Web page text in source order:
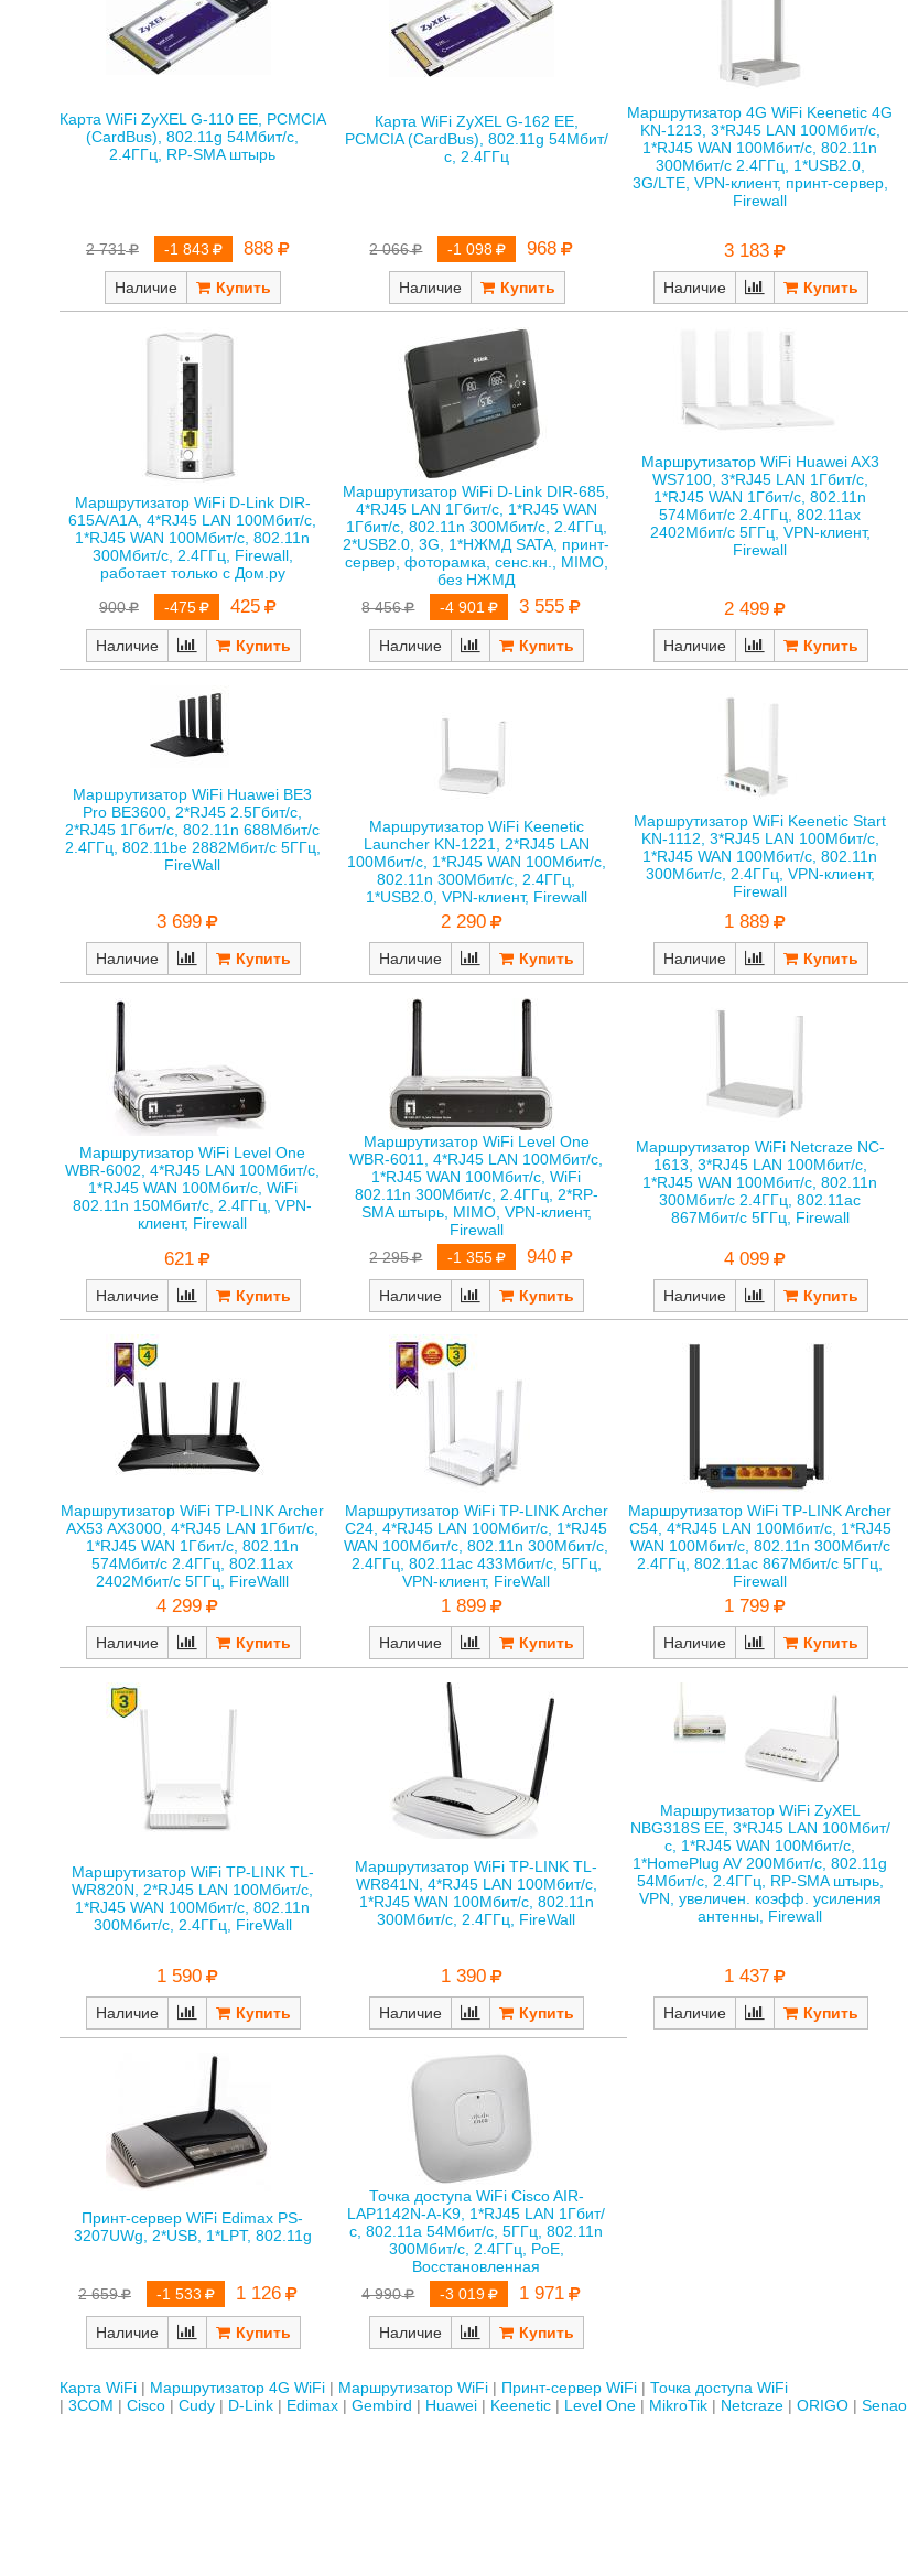
Карта WiFi ZyXEL G-110 EE, PCMCIA
(CardBus), 802.11g 54Мбит/с,
2.4ГГц, RP-SMA штырь
2 731 -1 843 888
Наличие
Карта WiFi ZyXEL G-162 EE,
PCMCIA (CardBus), 802.11g 54Мбит/
с, 2.4ГГц
2 066 -1 098 968
Наличие
Маршрутизатор 4G WiFi Keenetic 4G
KN-1213, 3*RJ45 LAN 100Мбит/с,
1*RJ45 WAN 100Мбит/с, 802.11n
300Мбит/с 2.4ГГц, 1*USB2.0,
3G/LTE, VPN-клиент, принт-сервер,
Firewall
3 183
Наличие
Маршрутизатор WiFi D-Link DIR-
615A/A1A, 4*RJ45 LAN 100Мбит/с,
1*RJ45 WAN 100Мбит/с, 802.11n
300Мбит/с, 2.4ГГц, Firewall,
работает только с Дом.ру
900
-475 425
Наличие
Маршрутизатор WiFi D-Link DIR-685,
4*RJ45 LAN 1Гбит/с, 1*RJ45 WAN
1Гбит/с, 802.11n 300Мбит/с, 2.4ГГц,
2*USB2.0, 3G, 1*НЖМД SATA, принт-
сервер, фоторамка, сенс.кн., MIMO,
без НЖМД
8 456
-4 901 3 555
Наличие
Маршрутизатор WiFi Huawei AX3
WS7100, 3*RJ45 LAN 1Гбит/с,
1*RJ45 WAN 1Гбит/с, 802.11n
574Мбит/с 2.4ГГц, 802.11ax
2402Мбит/с 5ГГц, VPN-клиент,
Firewall
2 499
Наличие
Маршрутизатор WiFi Huawei BE3
Pro BE3600, 2*RJ45 2.5Гбит/с,
2*RJ45 1Гбит/с, 802.11n 688Мбит/с
2.4ГГц, 802.11be 2882Мбит/с 5ГГц,
FireWall
3 699
Наличие
Маршрутизатор WiFi Keenetic
Launcher KN-1221, 2*RJ45 LAN
100Мбит/с, 1*RJ45 WAN 100Мбит/с,
802.11n 300Мбит/с, 2.4ГГц,
1*USB2.0, VPN-клиент, Firewall
2 290
Наличие
Маршрутизатор WiFi Keenetic Start
KN-1112, 3*RJ45 LAN 100Мбит/с,
1*RJ45 WAN 100Мбит/с, 802.11n
300Мбит/с, 2.4ГГц, VPN-клиент,
Firewall
1 889
Наличие
Маршрутизатор WiFi Level One
WBR-6002, 4*RJ45 LAN 100Мбит/с,
1*RJ45 WAN 100Мбит/с, WiFi
802.11n 150Мбит/с, 2.4ГГц, VPN-
клиент, Firewall
621
Наличие
Маршрутизатор WiFi Level One
WBR-6011, 4*RJ45 LAN 100Мбит/с,
1*RJ45 WAN 100Мбит/с, WiFi
802.11n 300Мбит/с, 2.4ГГц, 2*RP-
SMA штырь, MIMO, VPN-клиент,
Firewall
2 295
-1 355 940
Наличие
Маршрутизатор WiFi Netcraze NC-
1613, 3*RJ45 LAN 100Мбит/с,
1*RJ45 WAN 100Мбит/с, 802.11n
300Мбит/с 2.4ГГц, 802.11ac
867Мбит/с 5ГГц, Firewall
4 099
Наличие
Маршрутизатор WiFi TP-LINK Archer
AX53 AX3000, 4*RJ45 LAN 1Гбит/с,
1*RJ45 WAN 1Гбит/с, 802.11n
574Мбит/с 2.4ГГц, 802.11ax
2402Мбит/с 5ГГц, FireWalll
4 299
Наличие
Маршрутизатор WiFi TP-LINK Archer
C24, 4*RJ45 LAN 100Мбит/с, 1*RJ45
WAN 100Мбит/с, 802.11n 300Мбит/с,
2.4ГГц, 802.11ac 433Мбит/с, 5ГГц,
VPN-клиент, FireWall
1 899
Наличие
Маршрутизатор WiFi TP-LINK Archer
C54, 4*RJ45 LAN 100Мбит/с, 1*RJ45
WAN 100Мбит/с, 802.11n 300Мбит/с
2.4ГГц, 802.11ac 867Мбит/с 5ГГц,
Firewall
1 799
Наличие
Маршрутизатор WiFi TP-LINK TL-
WR820N, 2*RJ45 LAN 100Мбит/с,
1*RJ45 WAN 100Мбит/с, 802.11n
300Мбит/с, 2.4ГГц, FireWall
1 590
Наличие
Маршрутизатор WiFi TP-LINK TL-
WR841N, 4*RJ45 LAN 100Мбит/с,
1*RJ45 WAN 100Мбит/с, 802.11n
300Мбит/с, 2.4ГГц, FireWall
1 390
Наличие
Маршрутизатор WiFi ZyXEL
NBG318S EE, 3*RJ45 LAN 100Мбит/
с, 1*RJ45 WAN 100Мбит/с,
1*HomePlug AV 200Мбит/с, 802.11g
54Мбит/с, 2.4ГГц, RP-SMA штырь,
VPN, увеличен. коэфф. усиления
антенны, Firewall
1 437
Наличие
Принт-сервер WiFi Edimax PS-
3207UWg, 2*USB, 1*LPT, 802.11g
2 659 -1 533 1 126
Наличие
Точка доступа WiFi Cisco AIR-
LAP1142N-A-K9, 1*RJ45 LAN 1Гбит/
с, 802.11a 54Мбит/с, 5ГГц, 802.11n
300Мбит/с, 2.4ГГц, PoE,
Восстановленная
4 990
-3 019 1 971
Наличие
Карта WiFi Маршрутизатор 4G WiFi Маршрутизатор WiFi Принт-сервер WiFi
Точка доступа WiFi
3COM
Cisco Cudy D-Link Edimax Gembird Huawei Keenetic Level One MikroTik Netcraze ORIGO Senao